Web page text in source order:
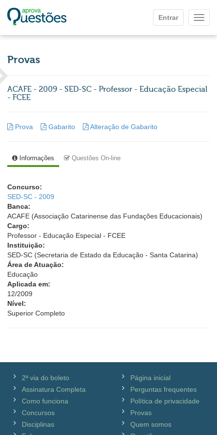
Entrar
Provas
ACAFE - 2009 - SED-SC - Professor - Educação Especial
- FCEE
Prova Gabarito Alteração de Gabarito
Informações Questões On-line
Concurso:
SED-SC - 2009
Banca:
ACAFE (Associação Catarinense das Fundações Educacionais)
Cargo:
Professor - Educação Especial - FCEE
Instituição:
SED-SC (Secretaria de Estado da Educação - Santa Catarina)
Área de Atuação:
Educação
Aplicada em:
12/2009
Nível:
Superior Completo
2ª via do boleto
Assinatura Completa
Como funciona
Concursos
Disciplinas
Página inicial
Perguntas frequentes
Política de privacidade
Provas
Quem somos